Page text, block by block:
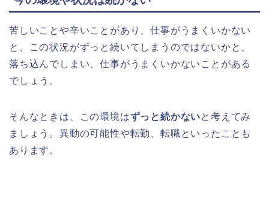
苦しいことや辛いことがあり、仕事がうまくいかない
と、この状況がずっと続いてしまうのではないかと、
落ち込んでしまい、仕事がうまくいかないことがある
でしょう。
そんなときは、この環境はずっと続かないと考えてみ
ましょう。異動の可能性や転勤、転職といったことも
あります。